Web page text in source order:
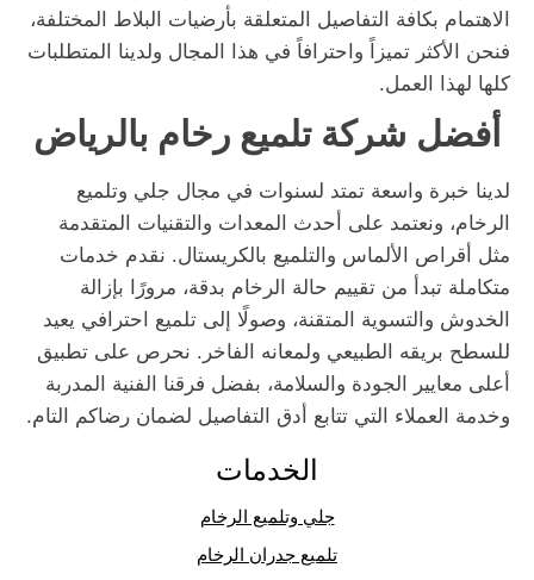
الاهتمام بكافة التفاصيل المتعلقة بأرضيات البلاط المختلفة،
فنحن الأكثر تميزاً واحترافاً في هذا المجال ولدينا المتطلبات
كلها لهذا العمل.
أفضل شركة تلميع رخام بالرياض
لدينا خبرة واسعة تمتد لسنوات في مجال جلي وتلميع
الرخام، ونعتمد على أحدث المعدات والتقنيات المتقدمة
مثل أقراص الألماس والتلميع بالكريستال. نقدم خدمات
متكاملة تبدأ من تقييم حالة الرخام بدقة، مرورًا بإزالة
الخدوش والتسوية المتقنة، وصولًا إلى تلميع احترافي يعيد
للسطح بريقه الطبيعي ولمعانه الفاخر. نحرص على تطبيق
أعلى معايير الجودة والسلامة، بفضل فرقنا الفنية المدربة
وخدمة العملاء التي تتابع أدق التفاصيل لضمان رضاكم التام.
الخدمات
جلي وتلميع الرخام
تلميع جدران الرخام